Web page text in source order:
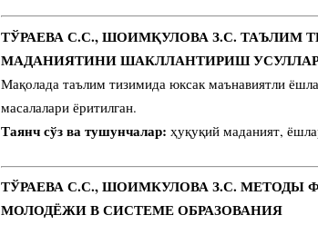
ТЎРАЕВА С.С., ШОИМҚУЛОВА З.С.
МАДАНИЯТИНИ ШАКЛЛАНТИРИШ
Мақолада таълим тизимида юксак маънавиятли
масалалари ёритилган.
Таянч сўз ва тушунчалар: ҳуқуқий маданият,
ТЎРАЕВА С.С., ШОИМКУЛОВА З.С. МЕТОДЫ
МОЛОДЁЖИ В СИСТЕМЕ ОБРАЗОВАНИЯ